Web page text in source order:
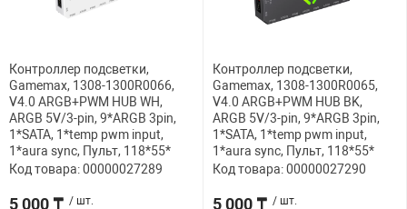
Контроллер подсветки,
Gamemax, 1308-1300R0066,
V4.0 ARGB+PWM HUB WH,
ARGB 5V/3-pin, 9*ARGB 3pin,
1*SATA, 1*temp pwm input,
1*aura sync, Пульт, 118*55*
Код товара: 00000027289
5 000 ₸ / шт.
Контроллер подсветки,
Gamemax, 1308-1300R0065,
V4.0 ARGB+PWM HUB BK,
ARGB 5V/3-pin, 9*ARGB 3pin,
1*SATA, 1*temp pwm input,
1*aura sync, Пульт, 118*55*
Код товара: 00000027290
5 000 ₸ / шт.